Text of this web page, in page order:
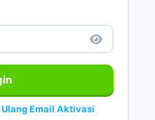
Email Aktivasi